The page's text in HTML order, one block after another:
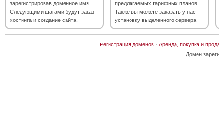
зарегистрировав доменное имя.
Следующими шагами будут заказ
хостинга и создание сайта.
предлагаемых тарифных планов.
Также вы можете заказать у нас
установку выделенного сервера.
Регистрация доменов · Аренда, покупка и
Домен